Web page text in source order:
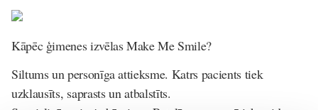
Kāpēc ģimenes izvēlas Make Me Smile?
Siltums un personīga attieksme. Katrs pacients tiek
uzklausīts, saprasts un atbalstīts.